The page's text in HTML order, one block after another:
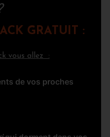
GRATUIT :
vous allez :
de vos proches